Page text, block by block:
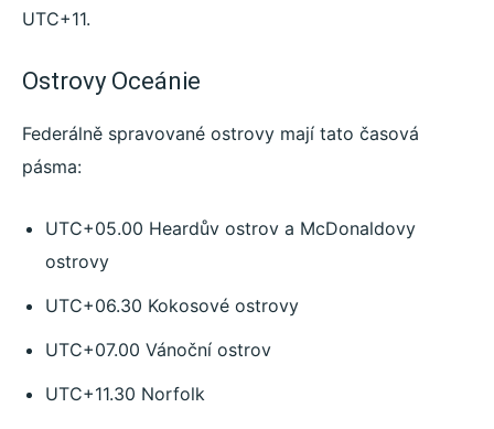
UTC+11.
Ostrovy Oceánie
Federálně spravované ostrovy mají tato časová
pásma:
UTC+05.00 Heardův ostrov a McDonaldovy
ostrovy
UTC+06.30 Kokosové ostrovy
UTC+07.00 Vánoční ostrov
UTC+11.30 Norfolk